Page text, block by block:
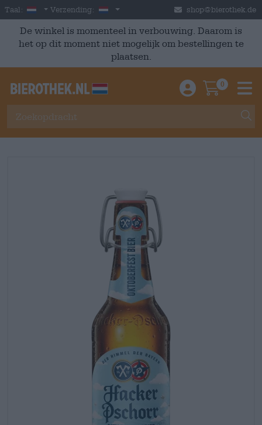
Skip to main content
Taal: Dutch
Verzending: Nederland shop@bierothek.de
De winkel is momenteel in verbouwing. Daarom is
het op dit moment niet mogelijk om bestellingen te
plaatsen.
Einloggen /
0